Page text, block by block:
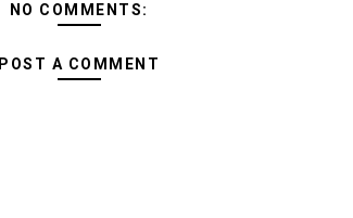
NO COMMENTS:
POST A COMMENT